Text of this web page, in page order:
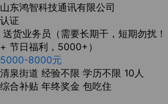
山东鸿智科技通讯有限公司
认证
送货业务员（需要长期干，短期勿扰
+ 节日福利，5000+）
5000-8000元
清泉街道 经验不限 学历不限 10人
综合补贴 年终奖金 包吃住